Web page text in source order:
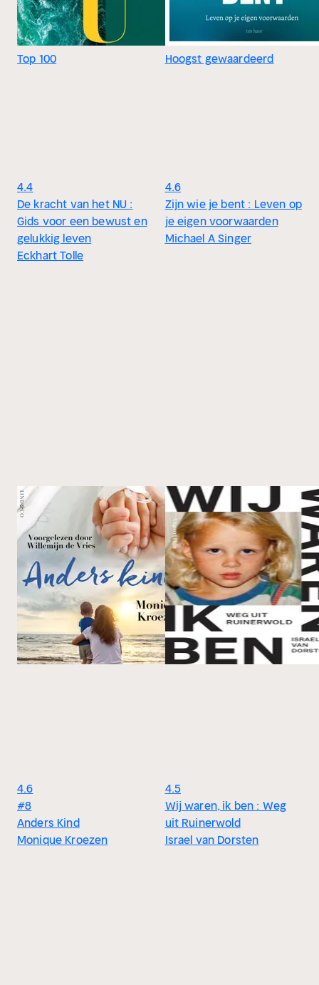
Top 100
4.4
De kracht van het NU :
Gids voor een bewust en
gelukkig leven
Eckhart Tolle
Hoogst gewaardeerd
4.6
Zijn wie je bent : Leven op
je eigen voorwaarden
Michael A Singer
4.6
#8
Anders Kind
Monique Kroezen
4.5
Wij waren, ik ben : Weg
uit Ruinerwold
Israel van Dorsten